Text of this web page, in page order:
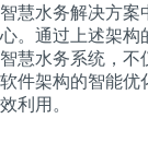
智慧水务解决方案
心。通过上述架构
智慧水务系统，不
软件架构的智能优
效利用。